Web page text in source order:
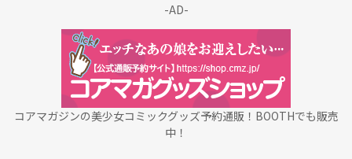
-AD-
コアマガジンの美少女コミックグッズ予約通販！BOOTHでも販売
中！